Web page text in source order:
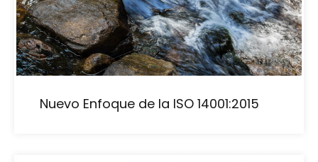
Nuevo Enfoque de la ISO 14001:2015